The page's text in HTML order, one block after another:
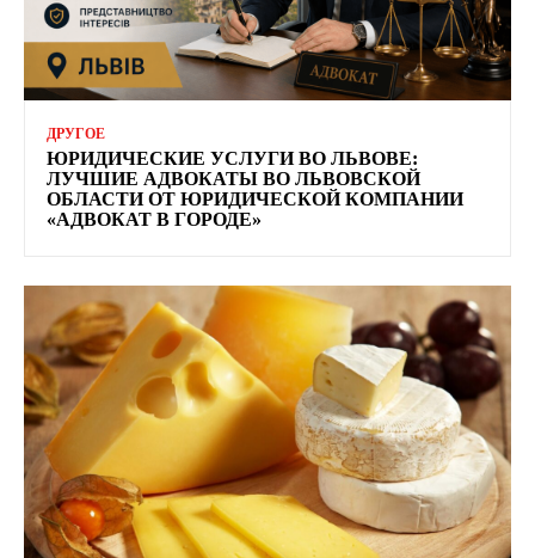
ДРУГОЕ
ЮРИДИЧЕСКИЕ УСЛУГИ ВО ЛЬВОВЕ:
ЛУЧШИЕ АДВОКАТЫ ВО ЛЬВОВСКОЙ
ОБЛАСТИ ОТ ЮРИДИЧЕСКОЙ КОМПАНИИ
«АДВОКАТ В ГОРОДЕ»